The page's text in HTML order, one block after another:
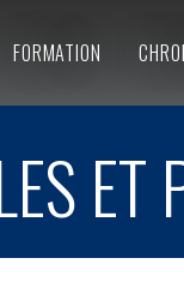
FORMATION
ET